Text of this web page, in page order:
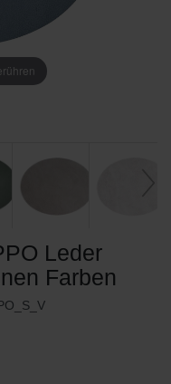
Leder
Farben